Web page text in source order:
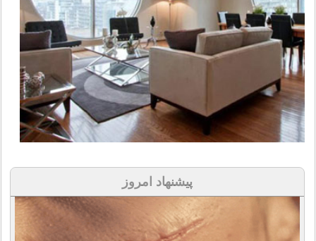
پیشنهاد امروز